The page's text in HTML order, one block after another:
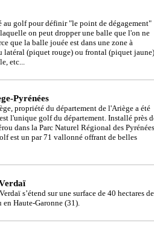
au golf pour définir "le point de dégagement"
on peut dropper une balle que l'on ne
que la balle jouée est dans une zone à
latéral (piquet rouge) ou frontal (piquet
etc...
Pyrénées
propriété du département de l'Ariège a été
l'unique golf du département. Installé près
dans la Parc Naturel Régional des Pyrénées
est un par 71 vallonné offrant de belles
s’étend sur une surface de 40 hectares de
en Haute-Garonne (31).